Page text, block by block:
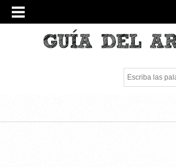
Escriba las
clave.